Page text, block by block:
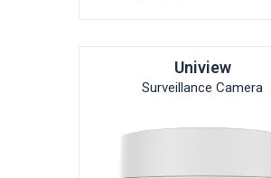
Uniview
Surveillance Camera